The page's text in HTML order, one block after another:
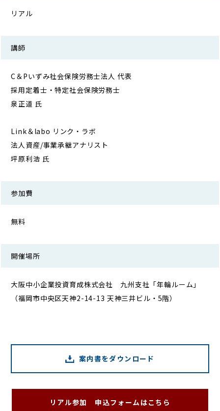
リアル
講師
C＆Pいずみ社会保険労務士法人 代表
採用定着士・特定社会保険労務士
泉正道 氏
Link＆labo リンク・ラボ
法人資産/事業承継アナリスト
坪原利浩 氏
参加費
無料
開催場所
大阪中小企業投資育成株式会社 九州支社「年輪ルーム」
（福岡市中央区天神2-14-13 天神三井ビル・5階）
案内書をダウンロード
リアル参加 申込フォームはこちら